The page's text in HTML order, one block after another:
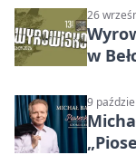
26
w
9